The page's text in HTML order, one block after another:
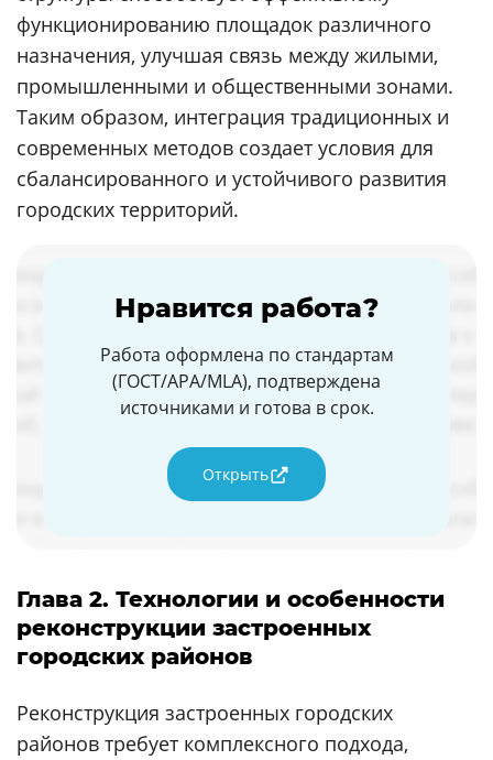
функционированию площадок различного
назначения, улучшая связь между жилыми,
промышленными и общественными зонами.
Таким образом, интеграция традиционных и
современных методов создает условия для
сбалансированного и устойчивого развития
городских территорий.
Нравится работа?
Работа оформлена по стандартам
(ГОСТ/APA/MLA), подтверждена
источниками и готова в срок.
Открыть
Глава 2. Технологии и особенности
реконструкции застроенных
городских районов
Реконструкция застроенных городских
районов требует комплексного подхода,